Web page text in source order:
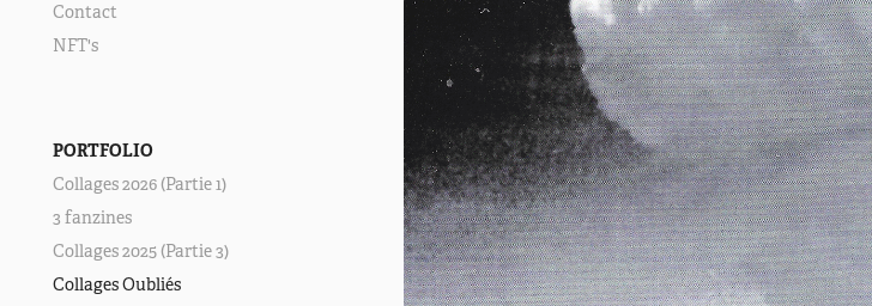
Contact
NFT's
PORTFOLIO
Collages 2026 (Partie 1)
3 fanzines
Collages 2025 (Partie 3)
Collages Oubliés